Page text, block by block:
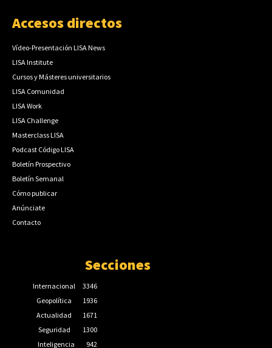
Accesos directos
Vídeo-Presentación LISA News
LISA Institute
Cursos y Másteres universitarios
LISA Comunidad
LISA Work
LISA Challenge
Masterclass LISA
Podcast Código LISA
Boletín Prospectivo
Boletín Semanal
Cómo publicar
Anúnciate
Contacto
Secciones
Internacional
3346
Geopolítica
1936
Actualidad
1671
Seguridad
1300
Inteligencia
942